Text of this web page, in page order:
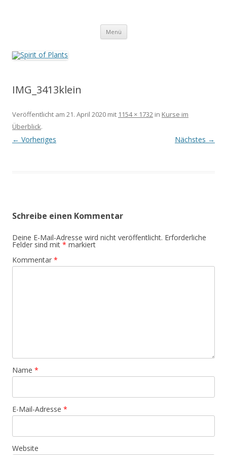
Menü
IMG_3413klein
Veröffentlicht am 21. April 2020 mit 1154 × 1732 in Kurse im
Überblick.
← Vorheriges Nächstes →
Schreibe einen Kommentar
Deine E-Mail-Adresse wird nicht veröffentlicht. Erforderliche
Felder sind mit * markiert
Kommentar *
Name *
E-Mail-Adresse *
Website